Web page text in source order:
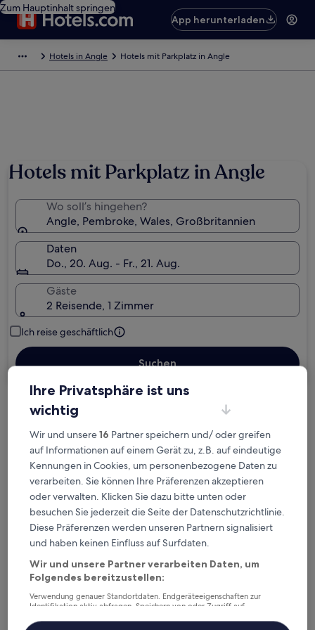
Zum Hauptinhalt springen
App herunterladen
Hotels in Angle Hotels mit Parkplatz in Angle
Hotels mit Parkplatz in Angle
Wo soll’s hingehen?
Angle, Pembroke, Wales, Großbritannien
Daten
Do., 20. Aug. - Fr., 21. Aug.
Gäste
2 Reisende, 1 Zimmer
Ich reise geschäftlich
Suchen
Kostenlose Stornierung bei
Planänderungen
Verdiene Prämien für jede
wahrgenommene Übernachtung
Mehr sparen mit Preisen für Mitglieder
Überprüfe die Preise für diese Daten
Heute
6. Aug. - 7. Aug.
Morgen
7. Aug. - 8. Aug.
Ihre Privatsphäre ist uns
wichtig
Wir und unsere16 Partner speichern und/ oder greifen
auf Informationen auf einem Gerät zu, z.B. auf eindeutige
Kennungen in Cookies, um personenbezogene Daten zu
verarbeiten. Sie können Ihre Präferenzen akzeptieren
oder verwalten. Klicken Sie dazu bitte unten oder
besuchen Sie jederzeit die Seite der Datenschutzrichtlinie.
Diese Präferenzen werden unseren Partnern signalisiert
und haben keinen Einfluss auf Surfdaten.
Wir und unsere Partner verarbeiten Daten, um
Folgendes bereitzustellen:
Verwendung genauer Standortdaten. Endgeräteeigenschaften zur
Identifikation aktiv abfragen. Speichern von oder Zugriff auf
Inhalte, Messung von Werbeleistung und der Performance von Inhalten,